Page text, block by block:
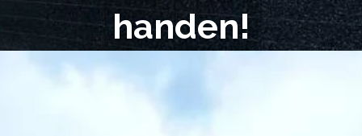
handen!